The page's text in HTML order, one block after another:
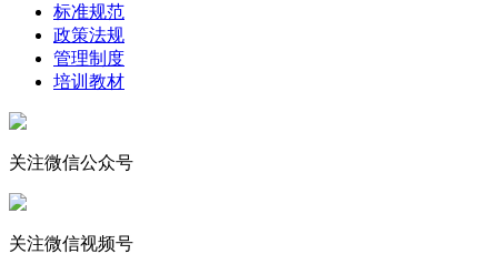
标准规范
政策法规
管理制度
培训教材
关注微信公众号
关注微信视频号